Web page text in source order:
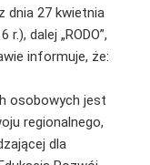
dnia 27 kwietnia
r.), dalej „RODO”,
informuje, że:
osobowych jest
regionalnego,
dla